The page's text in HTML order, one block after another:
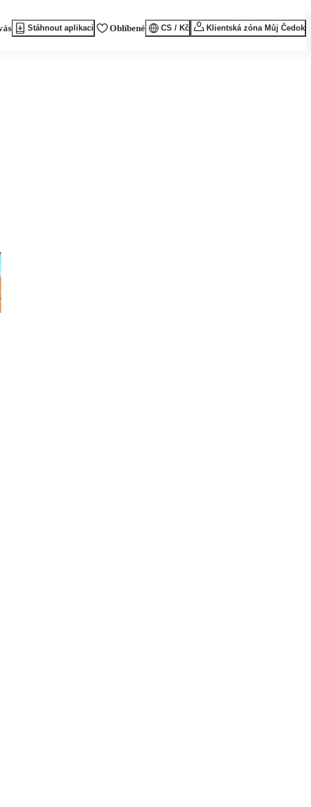
Stáhnout aplikaci Oblíbené CS / Kč Klientská zóna Můj Čedok